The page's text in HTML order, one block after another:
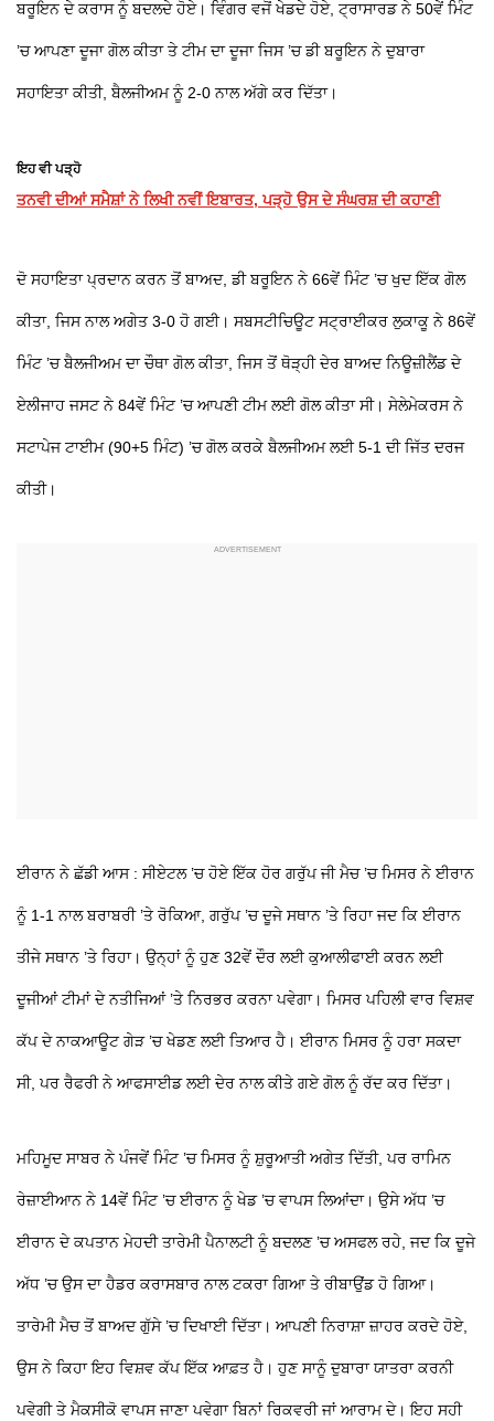
ਬਰੂਇਨ ਦੇ ਕਰਾਸ ਨੂੰ ਬਦਲਦੇ ਹੋਏ। ਵਿੰਗਰ ਵਜੋਂ ਖੇਡਦੇ ਹੋਏ, ਟ੍ਰਾਸਾਰਡ ਨੇ 50ਵੇਂ ਮਿੰਟ
’ਚ ਆਪਣਾ ਦੂਜਾ ਗੋਲ ਕੀਤਾ ਤੇ ਟੀਮ ਦਾ ਦੂਜਾ ਜਿਸ ’ਚ ਡੀ ਬਰੂਇਨ ਨੇ ਦੁਬਾਰਾ
ਸਹਾਇਤਾ ਕੀਤੀ, ਬੈਲਜੀਅਮ ਨੂੰ 2-0 ਨਾਲ ਅੱਗੇ ਕਰ ਦਿੱਤਾ।
ਇਹ ਵੀ ਪੜ੍ਹੋ
ਤਨਵੀ ਦੀਆਂ ਸਮੈਸ਼ਾਂ ਨੇ ਲਿਖੀ ਨਵੀਂ ਇਬਾਰਤ, ਪੜ੍ਹੋ ਉਸ ਦੇ ਸੰਘਰਸ਼ ਦੀ ਕਹਾਣੀ
ਦੋ ਸਹਾਇਤਾ ਪ੍ਰਦਾਨ ਕਰਨ ਤੋਂ ਬਾਅਦ, ਡੀ ਬਰੂਇਨ ਨੇ 66ਵੇਂ ਮਿੰਟ ’ਚ ਖੁਦ ਇੱਕ ਗੋਲ
ਕੀਤਾ, ਜਿਸ ਨਾਲ ਅਗੇਤ 3-0 ਹੋ ਗਈ। ਸਬਸਟੀਚਿਊਟ ਸਟ੍ਰਾਈਕਰ ਲੁਕਾਕੂ ਨੇ 86ਵੇਂ
ਮਿੰਟ ’ਚ ਬੈਲਜੀਅਮ ਦਾ ਚੌਥਾ ਗੋਲ ਕੀਤਾ, ਜਿਸ ਤੋਂ ਥੋੜ੍ਹੀ ਦੇਰ ਬਾਅਦ ਨਿਊਜ਼ੀਲੈਂਡ ਦੇ
ਏਲੀਜਾਹ ਜਸਟ ਨੇ 84ਵੇਂ ਮਿੰਟ ’ਚ ਆਪਣੀ ਟੀਮ ਲਈ ਗੋਲ ਕੀਤਾ ਸੀ। ਸੇਲੇਮੇਕਰਸ ਨੇ
ਸਟਾਪੇਜ ਟਾਈਮ (90+5 ਮਿੰਟ) ’ਚ ਗੋਲ ਕਰਕੇ ਬੈਲਜੀਅਮ ਲਈ 5-1 ਦੀ ਜਿੱਤ ਦਰਜ
ਕੀਤੀ।
ਈਰਾਨ ਨੇ ਛੱਡੀ ਆਸ : ਸੀਏਟਲ ’ਚ ਹੋਏ ਇੱਕ ਹੋਰ ਗਰੁੱਪ ਜੀ ਮੈਚ ’ਚ ਮਿਸਰ ਨੇ ਈਰਾਨ
ਨੂੰ 1-1 ਨਾਲ ਬਰਾਬਰੀ ’ਤੇ ਰੋਕਿਆ, ਗਰੁੱਪ ’ਚ ਦੂਜੇ ਸਥਾਨ ’ਤੇ ਰਿਹਾ ਜਦ ਕਿ ਈਰਾਨ
ਤੀਜੇ ਸਥਾਨ ’ਤੇ ਰਿਹਾ। ਉਨ੍ਹਾਂ ਨੂੰ ਹੁਣ 32ਵੇਂ ਦੌਰ ਲਈ ਕੁਆਲੀਫਾਈ ਕਰਨ ਲਈ
ਦੂਜੀਆਂ ਟੀਮਾਂ ਦੇ ਨਤੀਜਿਆਂ ’ਤੇ ਨਿਰਭਰ ਕਰਨਾ ਪਵੇਗਾ। ਮਿਸਰ ਪਹਿਲੀ ਵਾਰ ਵਿਸ਼ਵ
ਕੱਪ ਦੇ ਨਾਕਆਊਟ ਗੇੜ ’ਚ ਖੇਡਣ ਲਈ ਤਿਆਰ ਹੈ। ਈਰਾਨ ਮਿਸਰ ਨੂੰ ਹਰਾ ਸਕਦਾ
ਸੀ, ਪਰ ਰੈਫਰੀ ਨੇ ਆਫਸਾਈਡ ਲਈ ਦੇਰ ਨਾਲ ਕੀਤੇ ਗਏ ਗੋਲ ਨੂੰ ਰੱਦ ਕਰ ਦਿੱਤਾ।
ਮਹਿਮੂਦ ਸਾਬਰ ਨੇ ਪੰਜਵੇਂ ਮਿੰਟ ’ਚ ਮਿਸਰ ਨੂੰ ਸ਼ੁਰੂਆਤੀ ਅਗੇਤ ਦਿੱਤੀ, ਪਰ ਰਾਮਿਨ
ਰੇਜ਼ਾਈਆਨ ਨੇ 14ਵੇਂ ਮਿੰਟ ’ਚ ਈਰਾਨ ਨੂੰ ਖੇਡ ’ਚ ਵਾਪਸ ਲਿਆਂਦਾ। ਉਸੇ ਅੱਧ ’ਚ
ਈਰਾਨ ਦੇ ਕਪਤਾਨ ਮੇਹਦੀ ਤਾਰੇਮੀ ਪੈਨਾਲਟੀ ਨੂੰ ਬਦਲਣ ’ਚ ਅਸਫਲ ਰਹੇ, ਜਦ ਕਿ ਦੂਜੇ
ਅੱਧ ’ਚ ਉਸ ਦਾ ਹੈਡਰ ਕਰਾਸਬਾਰ ਨਾਲ ਟਕਰਾ ਗਿਆ ਤੇ ਰੀਬਾਉਂਡ ਹੋ ਗਿਆ।
ਤਾਰੇਮੀ ਮੈਚ ਤੋਂ ਬਾਅਦ ਗੁੱਸੇ ’ਚ ਦਿਖਾਈ ਦਿੱਤਾ। ਆਪਣੀ ਨਿਰਾਸ਼ਾ ਜ਼ਾਹਰ ਕਰਦੇ ਹੋਏ,
ਉਸ ਨੇ ਕਿਹਾ ਇਹ ਵਿਸ਼ਵ ਕੱਪ ਇੱਕ ਆਫ਼ਤ ਹੈ। ਹੁਣ ਸਾਨੂੰ ਦੁਬਾਰਾ ਯਾਤਰਾ ਕਰਨੀ
ਪਵੇਗੀ ਤੇ ਮੈਕਸੀਕੋ ਵਾਪਸ ਜਾਣਾ ਪਵੇਗਾ ਬਿਨਾਂ ਰਿਕਵਰੀ ਜਾਂ ਆਰਾਮ ਦੇ। ਇਹ ਸਹੀ